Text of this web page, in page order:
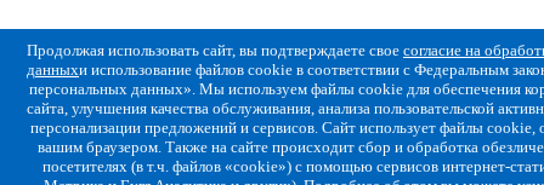
Продолжая использовать сайт, вы подтверждаете свое согласие на
данныхи использование файлов cookie в соответствии с Федеральным
персональных данных». Мы используем файлы cookie для обеспечения
сайта, улучшения качества обслуживания, анализа пользовательской
персонализации предложений и сервисов. Сайт использует файлы cookie,
вашим браузером. Также на сайте происходит сбор и обработка
посетителях (в т.ч. файлов «cookie») с помощью сервисов интернет-